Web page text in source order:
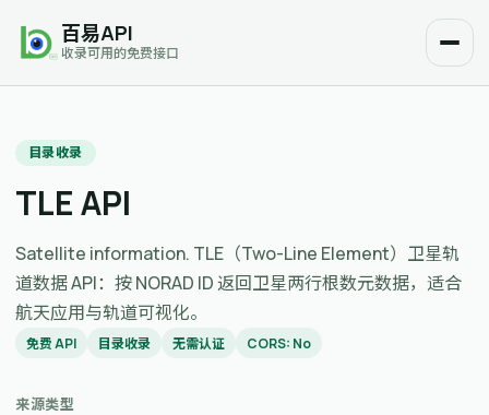
百易API
收录可用的免费接口
目录收录
TLE API
Satellite information. TLE（Two-Line Element）卫星轨
道数据 API：按 NORAD ID 返回卫星两行根数元数据，适合
航天应用与轨道可视化。
免费 API 目录收录 无需认证 CORS: No
来源类型